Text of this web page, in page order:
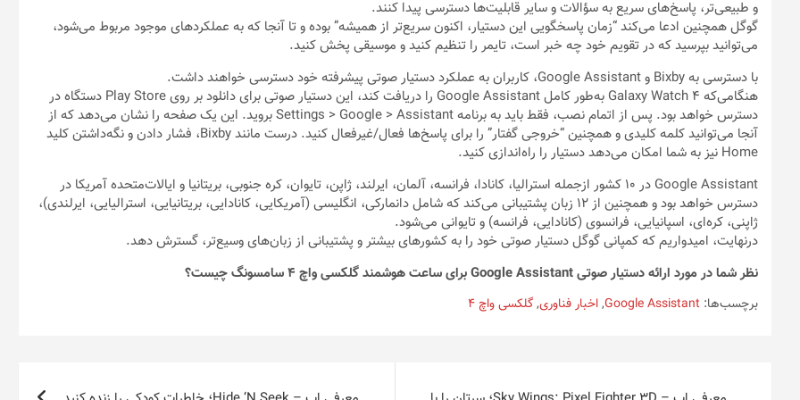
و طبیعی‌تر، پاسخ‌های سریع به سؤالات و سایر قابلیت‌ها دسترسی پیدا کنند.
گوگل همچنین ادعا می‌کند “زمان پاسخگویی این دستیار، اکنون سریع‌تر از همیشه” بوده و تا آنجا که به عملکردهای موجود مربوط می‌شود،
می‌توانید بپرسید که در تقویم خود چه خبر است، تایمر را تنظیم کنید و موسیقی پخش کنید.
با دسترسی به Bixby و Google Assistant، کاربران به عملکرد دستیار صوتی پیشرفته‌ خود دسترسی خواهند داشت.
هنگامی‌که Galaxy Watch 4 به‌طور کامل Google Assistant را دریافت کند، این دستیار صوتی برای دانلود بر روی Play Store دستگاه در
دسترس خواهد بود. پس از اتمام نصب، فقط باید به برنامه Settings > Google > Assistant بروید. این یک صفحه را نشان می‌دهد که از
آنجا می‌توانید کلمه کلیدی و همچنین “خروجی گفتار” را برای پاسخ‌ها فعال/غیرفعال کنید. درست مانند Bixby، فشار دادن و نگه‌داشتن کلید
Home نیز به شما امکان می‌دهد دستیار را راه‌اندازی کنید.
Google Assistant در 10 کشور ازجمله استرالیا، کانادا، فرانسه، آلمان، ایرلند، ژاپن، تایوان، کره جنوبی، بریتانیا و ایالات‌متحده آمریکا در
دسترس خواهد بود و همچنین از 12 زبان پشتیبانی می‌کند که شامل دانمارکی، انگلیسی (آمریکایی، کانادایی، بریتانیایی، استرالیایی، ایرلندی)،
ژاپنی، کره‌ای، اسپانیایی، فرانسوی (کانادایی، فرانسه) و تایوانی می‌شود.
درنهایت، امیدواریم که کمپانی گوگل دستیار صوتی خود را به کشورهای بیشتر و پشتیبانی از زبان‌های وسیع‌تر، گسترش دهد.
نظر شما در مورد ارائه دستیار صوتی Google Assistant برای ساعت هوشمند گلکسی واچ 4 سامسونگ چیست؟
برچسب‌ها: Google Assistant
,اخبار فناوری,گلکسی واچ 4